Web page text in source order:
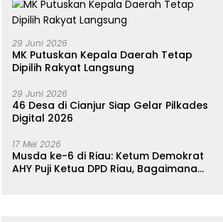
29 Juni 2026
MK Putuskan Kepala Daerah Tetap
Dipilih Rakyat Langsung
29 Juni 2026
46 Desa di Cianjur Siap Gelar Pilkades
Digital 2026
17 Mei 2026
Musda ke-6 di Riau: Ketum Demokrat
AHY Puji Ketua DPD Riau, Bagaimana